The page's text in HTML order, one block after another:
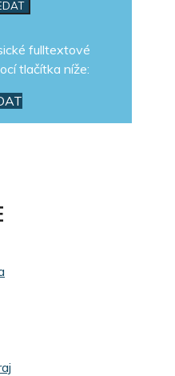
fulltextové
tlačítka níže: